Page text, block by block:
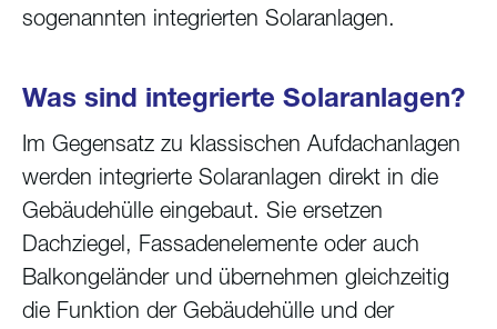
sogenannten integrierten Solaranlagen.
Was sind integrierte Solaranlagen?
Im Gegensatz zu klassischen Aufdachanlagen
werden integrierte Solaranlagen direkt in die
Gebäudehülle eingebaut. Sie ersetzen
Dachziegel, Fassadenelemente oder auch
Balkongeländer und übernehmen gleichzeitig
die Funktion der Gebäudehülle und der